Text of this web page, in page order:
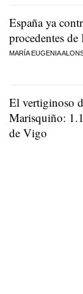
España ya
procedentes de
MARÍA EUGENIA
El vertiginoso
Marisquiño:
de Vigo